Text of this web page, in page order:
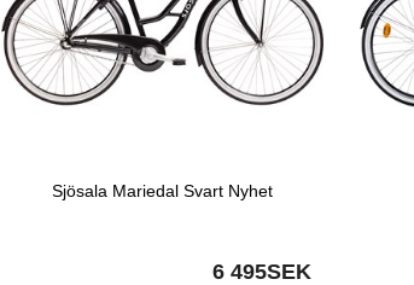
Sjösala Mariedal Svart Nyhet
6 495SEK